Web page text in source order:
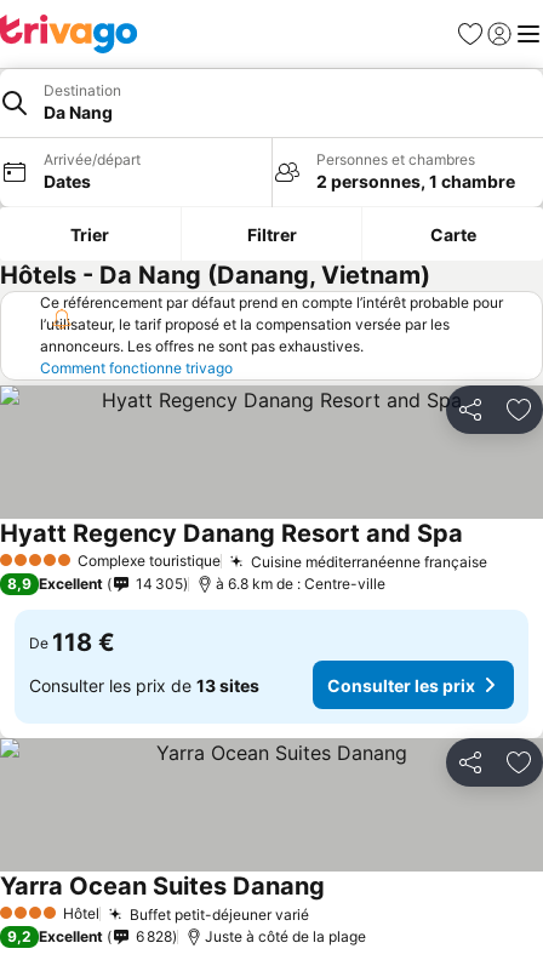
Favoris
Se
Destination
Da Nang
Arrivée/départ
Dates
Personnes et chambres
2 personnes, 1 chambre
Trier Filtrer Carte
Hôtels - Da Nang (Danang, Vietnam)
Ce référencement par défaut prend en compte l’intérêt probable pour
l’utilisateur, le tarif proposé et la compensation versée par les
annonceurs. Les offres ne sont pas exhaustives.
Comment fonctionne trivago
Partager
5 Étoiles Complexe touristique Cuisine méditerranéenne française
Hyatt Regency Danang Resort and Spa
8,9 Excellent 14 305 à 6.8 km de : Centre-ville
De 118 €
Consulter les prix de 13 sites Consulter les prix
Partager
4 Étoiles Hôtel Buffet petit-déjeuner variéConsulter les prix
Yarra Ocean Suites Danang
9,2 Excellent 6 828 Juste à côté de la plage